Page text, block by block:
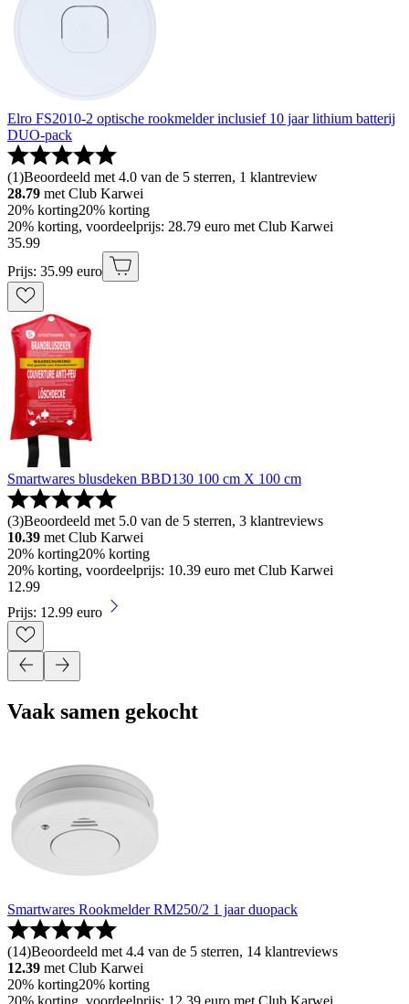
Elro FS2010-2 optische rookmelder inclusief 10 jaar lithium batterij
DUO-pack
(1)Beoordeeld met 4.0 van de 5 sterren, 1 klantreview
28.79 met Club Karwei
20% korting20% korting
20% korting, voordeelprijs: 28.79 euro met Club Karwei
35.99
Prijs: 35.99 euro
Smartwares blusdeken BBD130 100 cm X 100 cm
(3)Beoordeeld met 5.0 van de 5 sterren, 3 klantreviews
10.39 met Club Karwei
20% korting20% korting
20% korting, voordeelprijs: 10.39 euro met Club Karwei
12.99
Prijs: 12.99 euro
Vaak samen gekocht
Smartwares Rookmelder RM250/2 1 jaar duopack
(14)Beoordeeld met 4.4 van de 5 sterren, 14 klantreviews
12.39 met Club Karwei
20% korting20% korting